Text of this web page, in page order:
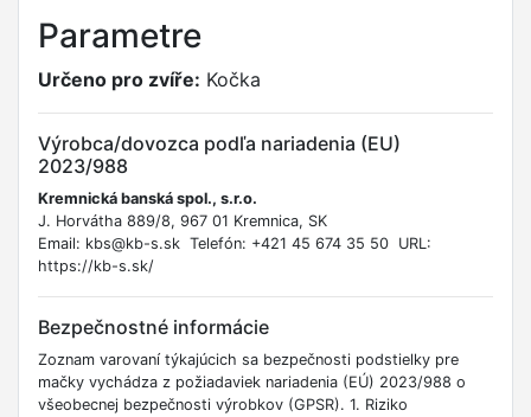
Parametre
Určeno pro zvíře: Kočka
Výrobca/dovozca podľa nariadenia (EU)
2023/988
Kremnická banská spol., s.r.o.
J. Horvátha 889/8, 967 01 Kremnica, SK
Email: kbs@kb-s.sk Telefón: +421 45 674 35 50 URL:
https://kb-s.sk/
Bezpečnostné informácie
Zoznam varovaní týkajúcich sa bezpečnosti podstielky pre
mačky vychádza z požiadaviek nariadenia (EÚ) 2023/988 o
všeobecnej bezpečnosti výrobkov (GPSR). 1. Riziko